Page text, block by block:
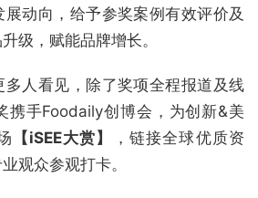
展动向，给予参奖案例有效评价及
级，赋能品牌增长。
多人看见，除了奖项全程报道及线
携手Foodaily创博会，为创新&美
【iSEE大赏】
，链接全球优质资
观众参观打卡。